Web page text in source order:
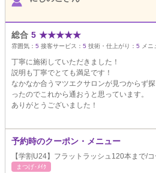
総合 5 ★★★★★
雰囲気： 5 接客サービス： 5 技術・仕上がり： 5 メニ
丁寧に施術していただきました！
説明も丁寧でとても満足です！
なかなか合うマツエクサロンが見つからず
ったのでこれから通おうと思っています。
ありがとうございました！
予約時のクーポン・メニュー
【学割U24】フラットラッシュ120本まで/
まつげ･ﾒｲｸ